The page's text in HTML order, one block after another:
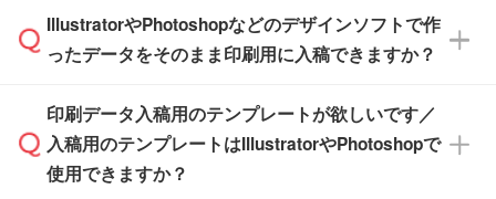
品が決まりましたらお早めのご発注をお願いい
たします。
※土日祝日を除く営業日換算です。
※沖縄・離島は追加日数がかかります。
※化粧箱から白箱への入れ替えや、オリジナル
箱の作成は原則承っておりません。
無料の「デザインシミュレーター」を使えば、
PCやスマホから簡単にデザインを作成できま
ザインソフトがなくても安心です。
また、「データ作成サービス
IllustratorやPhotoshopなどのデザインソフトで作
ったデータをそのまま印刷用に入稿できますか？
IllustratorやPhotoshop、CLIP STUDIOなどのデ
ザインソフトでこだわりのデザインを作成した
い方は、完全データ入稿
印刷データ入稿用のテンプレートが欲しいです／
入稿用のテンプレートはIllustratorやPhotoshopで
使用できますか？